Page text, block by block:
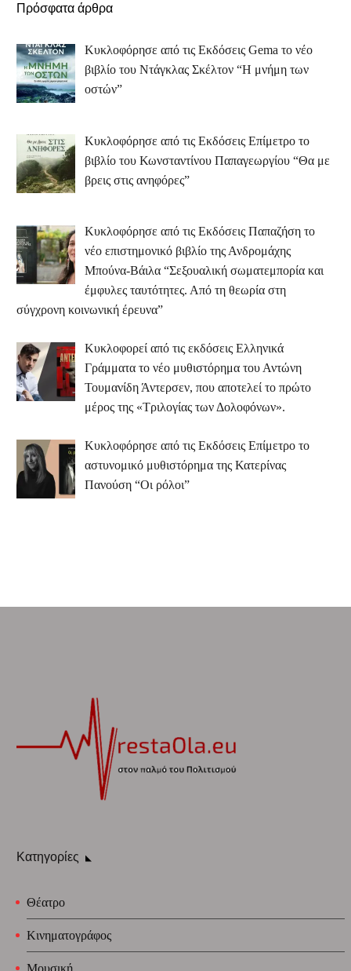
Πρόσφατα άρθρα
Κυκλοφόρησε από τις Εκδόσεις Gema το νέο
βιβλίο του Ντάγκλας Σκέλτον “Η μνήμη των
οστών”
Κυκλοφόρησε από τις Εκδόσεις Επίμετρο το
βιβλίο του Κωνσταντίνου Παπαγεωργίου “Θα με
βρεις στις ανηφόρες”
Κυκλοφόρησε από τις Εκδόσεις Παπαζήση το
νέο επιστημονικό βιβλίο της Ανδρομάχης
Μπούνα-Βάιλα “Σεξουαλική σωματεμπορία και
έμφυλες ταυτότητες. Από τη θεωρία στη
σύγχρονη κοινωνική έρευνα”
Κυκλοφορεί από τις εκδόσεις Ελληνικά
Γράμματα το νέο μυθιστόρημα του Αντώνη
Τουμανίδη Άντερσεν, που αποτελεί το πρώτο
μέρος της «Τριλογίας των Δολοφόνων».
Κυκλοφόρησε από τις Εκδόσεις Επίμετρο το
αστυνομικό μυθιστόρημα της Κατερίνας
Πανούση “Οι ρόλοι”
Κατηγορίες
Θέατρο
Κινηματογράφος